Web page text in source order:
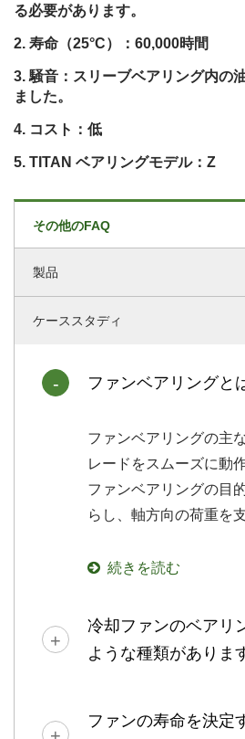
る必要があります。
寿命（25°C）：60,000時間
騒音：スリーブベアリング内の
ました。
コスト：低
TITAN ベアリングモデル：Z
その他のFAQ
製品
ケーススタディ
ファンベアリングと
ファンベアリングの主
レードをスムーズに動
ファンベアリングの目
らし、軸方向の荷重を
続きを読む
冷却ファンのベアリ
ような種類がありま
ファンの寿命を決定